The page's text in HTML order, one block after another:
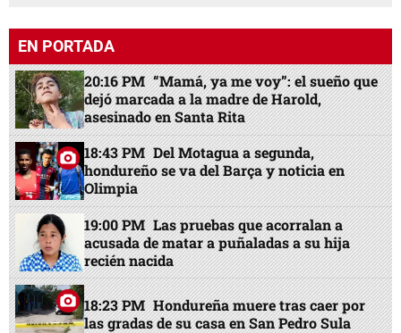
EN PORTADA
20:16 PM “Mamá, ya me voy”: el sueño que
dejó marcada a la madre de Harold,
asesinado en Santa Rita
18:43 PM Del Motagua a segunda,
hondureño se va del Barça y noticia en
Olimpia
19:00 PM Las pruebas que acorralan a
acusada de matar a puñaladas a su hija
recién nacida
18:23 PM Hondureña muere tras caer por
las gradas de su casa en San Pedro Sula